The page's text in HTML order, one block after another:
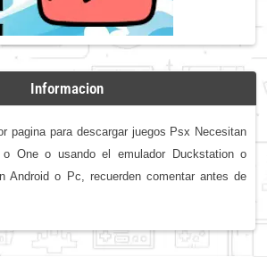
Informacion
pagina para descargar juegos Psx Necesitan
One o usando el emulador Duckstation o
Android o Pc, recuerden comentar antes de